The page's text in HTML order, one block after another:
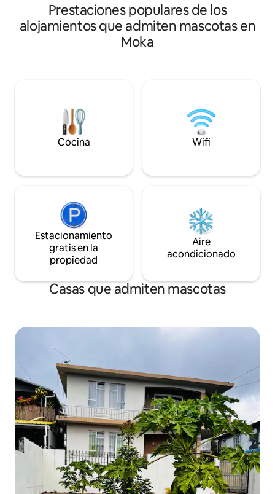
Prestaciones populares de los
alojamientos que admiten mascotas en
Moka
Cocina Wifi
Estacionamiento
gratis en la
propiedad
Aire
acondicionado
Casas que admiten mascotas